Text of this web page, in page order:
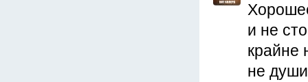
и не
крайне
не